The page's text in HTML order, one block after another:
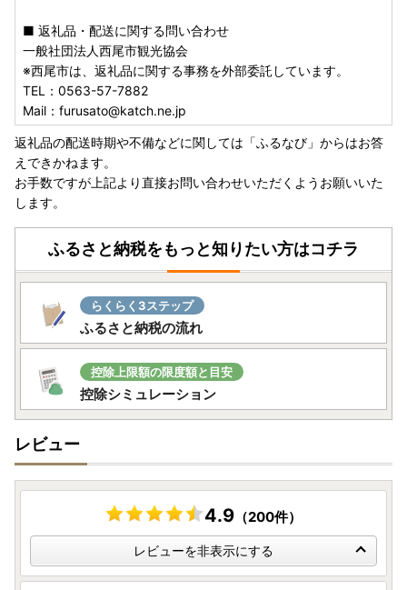
■ 返礼品・配送に関する問い合わせ
一般社団法人西尾市観光協会
※西尾市は、返礼品に関する事務を外部委託しています。
TEL：0563-57-7882
Mail：furusato@katch.ne.jp
返礼品の配送時期や不備などに関しては「ふるなび」からはお答
えできかねます。
お手数ですが上記より直接お問い合わせいただくようお願いいた
します。
ふるさと納税をもっと知りたい方はコチラ
らくらく3ステップ
ふるさと納税の流れ
控除上限額の限度額と目安
控除シミュレーション
レビュー
4.9 （200件）
レビューを非表示にする